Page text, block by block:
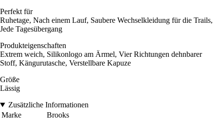
Perfekt für
Ruhetage, Nach einem Lauf, Saubere Wechselkleidung für die Trails,
Jede Tagesübergang
Produkteigenschaften
Extrem weich, Silikonlogo am Ärmel, Vier Richtungen dehnbarer
Stoff, Kängurutasche, Verstellbare Kapuze
Größe
Lässig
Zusätzliche Informationen
Marke
Brooks